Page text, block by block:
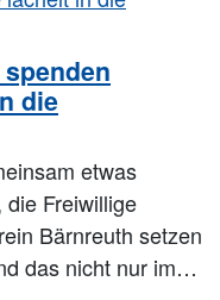
die
etwas
Freiwillige
Bärnreuth setzen
das nicht nur im…